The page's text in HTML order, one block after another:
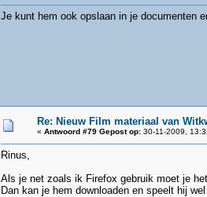
Je kunt hem ook opslaan in je documenten
Re: Nieuw Film materiaal van
« Antwoord #79 Gepost op:30-11-2009,
Rinus,
Als je net zoals ik Firefox gebruik moet je
Dan kan je hem downloaden en speelt hij